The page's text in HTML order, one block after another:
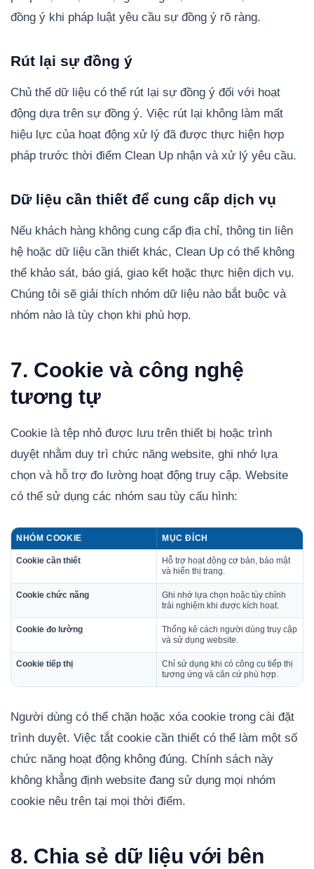
đồng ý khi pháp luật yêu cầu sự đồng ý rõ ràng.
Rút lại sự đồng ý
Chủ thể dữ liệu có thể rút lại sự đồng ý đối với hoạt
động dựa trên sự đồng ý. Việc rút lại không làm mất
hiệu lực của hoạt động xử lý đã được thực hiện hợp
pháp trước thời điểm Clean Up nhận và xử lý yêu cầu.
Dữ liệu cần thiết để cung cấp dịch vụ
Nếu khách hàng không cung cấp địa chỉ, thông tin liên
hệ hoặc dữ liệu cần thiết khác, Clean Up có thể không
thể khảo sát, báo giá, giao kết hoặc thực hiện dịch vụ.
Chúng tôi sẽ giải thích nhóm dữ liệu nào bắt buộc và
nhóm nào là tùy chọn khi phù hợp.
7. Cookie và công nghệ
tương tự
Cookie là tệp nhỏ được lưu trên thiết bị hoặc trình
duyệt nhằm duy trì chức năng website, ghi nhớ lựa
chọn và hỗ trợ đo lường hoạt động truy cập. Website
có thể sử dụng các nhóm sau tùy cấu hình:
NHÓM COOKIE MỤC ĐÍCH
Cookie cần thiết
Hỗ trợ hoạt động cơ bản, bảo mật
và hiển thị trang.
Cookie chức năng
Ghi nhớ lựa chọn hoặc tùy chỉnh
trải nghiệm khi được kích hoạt.
Cookie đo lường
Thống kê cách người dùng truy cập
và sử dụng website.
Cookie tiếp thị
Chỉ sử dụng khi có công cụ tiếp thị
tương ứng và căn cứ phù hợp.
Người dùng có thể chặn hoặc xóa cookie trong cài đặt
trình duyệt. Việc tắt cookie cần thiết có thể làm một số
chức năng hoạt động không đúng. Chính sách này
không khẳng định website đang sử dụng mọi nhóm
cookie nêu trên tại mọi thời điểm.
8. Chia sẻ dữ liệu với bên